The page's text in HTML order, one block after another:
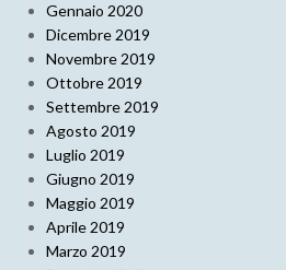
Gennaio 2020
Dicembre 2019
Novembre 2019
Ottobre 2019
Settembre 2019
Agosto 2019
Luglio 2019
Giugno 2019
Maggio 2019
Aprile 2019
Marzo 2019